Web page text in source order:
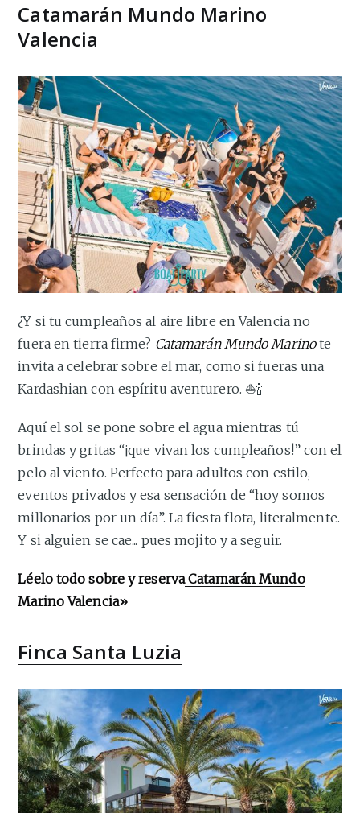
Catamarán Mundo Marino
Valencia
¿Y si tu cumpleaños al aire libre en Valencia no
fuera en tierra firme? Catamarán Mundo Marinote
invita a celebrar sobre el mar, como si fueras una
Kardashian con espíritu aventurero. ⛵🍾
Aquí el sol se pone sobre el agua mientras tú
brindas y gritas “¡que vivan los cumpleaños!” con el
pelo al viento. Perfecto para adultos con estilo,
eventos privados y esa sensación de “hoy somos
millonarios por un día”. La fiesta flota, literalmente.
Y si alguien se cae... pues mojito y a seguir.
Léelo todo sobre y reservaCatamarán Mundo
Marino Valencia»
Finca Santa Luzia